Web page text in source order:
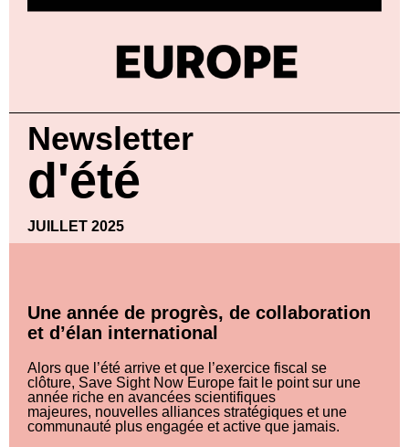
Newsletter
d'été
JUILLET 2025
Une année de progrès, de collaboration
et d’élan international
Alors que l’été arrive et que l’exercice fiscal se
clôture, Save Sight Now Europe fait le point sur une
année riche en avancées scientifiques
majeures, nouvelles alliances stratégiques et une
communauté plus engagée et active que jamais.